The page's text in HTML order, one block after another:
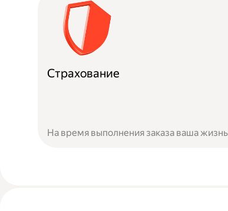
Страхование
На время выполнения заказа ваша